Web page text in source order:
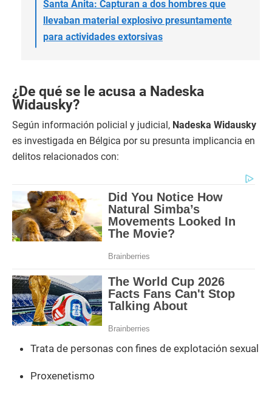
Santa Anita: Capturan a dos hombres que
llevaban material explosivo presuntamente
para actividades extorsivas
¿De qué se le acusa a Nadeska
Widausky?
Según información policial y judicial, Nadeska Widausky
es investigada en Bélgica por su presunta implicancia en
delitos relacionados con:
Trata de personas con fines de explotación sexual
Proxenetismo